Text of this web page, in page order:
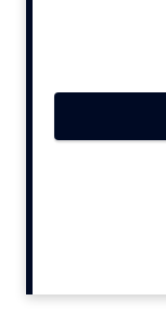
Bureaus